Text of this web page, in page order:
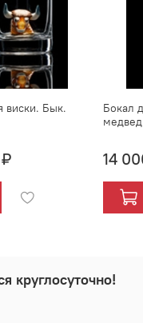
виски. Бык.
Бокал
14
круглосуточно!